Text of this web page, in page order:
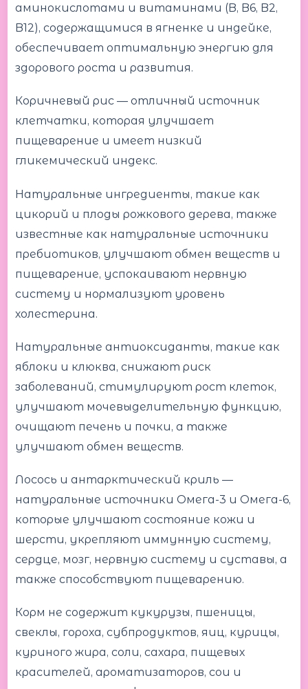
аминокислотами и витаминами (B, B6, B2,
B12), содержащимися в ягненке и индейке,
обеспечивает оптимальную энергию для
здорового роста и развития.
Коричневый рис — отличный источник
клетчатки, которая улучшает
пищеварение и имеет низкий
гликемический индекс.
Натуральные ингредиенты, такие как
цикорий и плоды рожкового дерева, также
известные как натуральные источники
пребиотиков, улучшают обмен веществ и
пищеварение, успокаивают нервную
систему и нормализуют уровень
холестерина.
Натуральные антиоксиданты, такие как
яблоки и клюква, снижают риск
заболеваний, стимулируют рост клеток,
улучшают мочевыделительную функцию,
очищают печень и почки, а также
улучшают обмен веществ.
Лосось и антарктический криль —
натуральные источники Омега-3 и Омега-6,
которые улучшают состояние кожи и
шерсти, укрепляют иммунную систему,
сердце, мозг, нервную систему и суставы, а
также способствуют пищеварению.
Корм не содержит кукурузы, пшеницы,
свеклы, гороха, субпродуктов, яиц, курицы,
куриного жира, соли, сахара, пищевых
красителей, ароматизаторов, сои и